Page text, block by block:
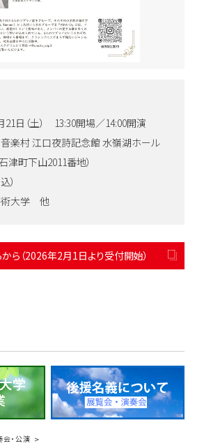
21日（土） 13:30開場／14:00開演
音楽村 江口夜詩記念館 水嶺湖ホール
津町下山2011番地）
）
術大学 他
ら（2026年2月1日より受付開始）
会・公演